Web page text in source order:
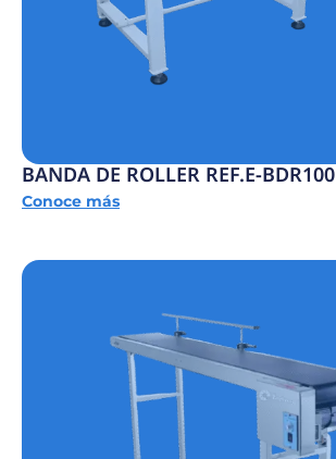
BANDA DE ROLLER REF.E-BDR100
Conoce más